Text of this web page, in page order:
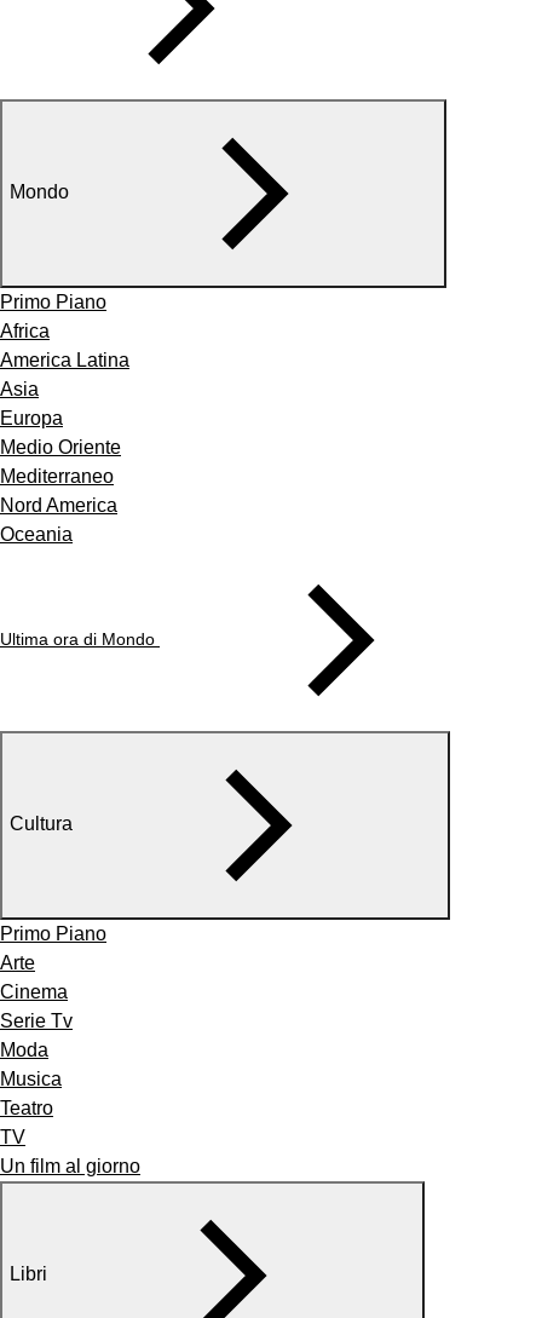
Mondo
Primo Piano
Africa
America Latina
Asia
Europa
Medio Oriente
Mediterraneo
Nord America
Oceania
Ultima ora di Mondo
Cultura
Primo Piano
Arte
Cinema
Serie Tv
Moda
Musica
Teatro
TV
Un film al giorno
Libri